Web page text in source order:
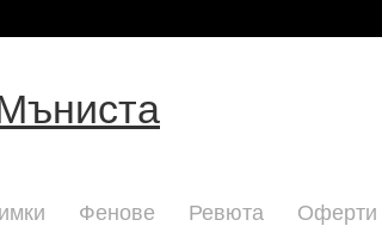
Фенове Ревюта Оферти